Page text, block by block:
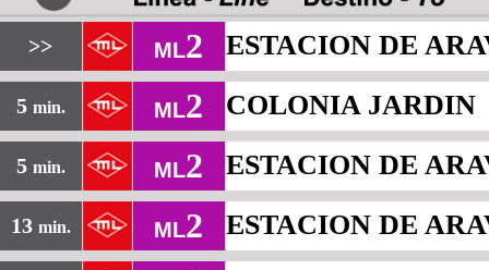
>> ML2 ESTACION DE
5 min. ML2 COLONIA JARDIN
5 min. ML2 ESTACION DE
13 min. ML2 ESTACION DE